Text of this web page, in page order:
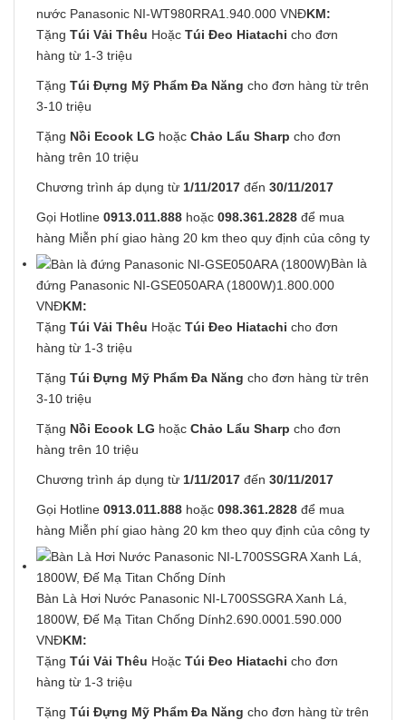
nước Panasonic NI-WT980RRA1.940.000 VNĐKM:
Tặng Túi Vải Thêu Hoặc Túi Đeo Hiatachi cho đơn
hàng từ 1-3 triệu
Tặng Túi Đựng Mỹ Phẩm Đa Năng cho đơn hàng từ trên
3-10 triệu
Tặng Nồi Ecook LG hoặc Chảo Lẩu Sharp cho đơn
hàng trên 10 triệu
Chương trình áp dụng từ 1/11/2017 đến 30/11/2017
Gọi Hotline 0913.011.888 hoặc 098.361.2828 để mua
hàng Miễn phí giao hàng 20 km theo quy định của công ty
Bàn là
đứng Panasonic NI-GSE050ARA (1800W)1.800.000
VNĐKM:
Tặng Túi Vải Thêu Hoặc Túi Đeo Hiatachi cho đơn
hàng từ 1-3 triệu
Tặng Túi Đựng Mỹ Phẩm Đa Năng cho đơn hàng từ trên
3-10 triệu
Tặng Nồi Ecook LG hoặc Chảo Lẩu Sharp cho đơn
hàng trên 10 triệu
Chương trình áp dụng từ 1/11/2017 đến 30/11/2017
Gọi Hotline 0913.011.888 hoặc 098.361.2828 để mua
hàng Miễn phí giao hàng 20 km theo quy định của công ty
Bàn Là Hơi Nước Panasonic NI-L700SSGRA Xanh Lá,
1800W, Đế Mạ Titan Chống Dính2.690.0001.590.000
VNĐKM:
Tặng Túi Vải Thêu Hoặc Túi Đeo Hiatachi cho đơn
hàng từ 1-3 triệu
Tặng Túi Đựng Mỹ Phẩm Đa Năng cho đơn hàng từ trên